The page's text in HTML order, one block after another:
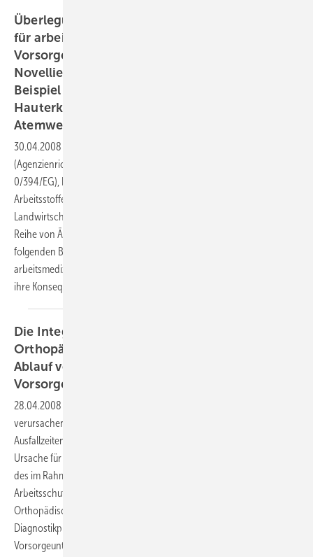
Überlegungen zu notwendigen Konsequenzen
für arbeitsmedizinische
Vorsorgeuntersuchungen durch die
Novellierung der Gefahrstoffverordnung am
Beispiel der Vorsorgeuntersuchungen für
Hauterkrankungen und obstruktive
Atemwegserkrankungen
30.04.2008
(Agenzienrichtlinie), 99/38/EG (Änderung der Krebsrichtlinie 9
0/394/EG), ILO-Übereinkommens 170 (Gefährdung durch chemische
Arbeitsstoffe) und des ILO-Übereinkommens 184 (Arbeitsschutz in der
Landwirtschaft) in der neuen Gefahrstoffverordnung ergibt sich eine
Reihe von Änderungen für den arbeitsmedizinisch tätigen Arzt. Im
folgenden Beitrag werden wesentliche Änderungen hinsichtlich
arbeitsmedizinischer Vorsorgeuntersuchungen kurz dargestellt und
ihre Konsequenzen für die betriebsärztliche Tätigkeit
Die Integration der Arbeitsmedizinisch-
Orthopädischen Mehrstufendiagnostik in den
Ablauf von Arbeitsmedizinischen
Vorsorgeuntersuchungen
28.04.2008
verursachen heutzutage etwa ein Drittel aller betrieblichen
Ausfallzeiten, erhebliche Behandlungskosten und sind die häufigste
Ursache für Frühberentungen. Ziel dieser Arbeit war, die Praktikabilität
des im Rahmen eines Forschungsprojektes der Bundesanstalt für
Arbeitsschutz und Arbeitsmedizin gemeinsam mit der
Orthopädischen Universitätsklinik Bochum entwickelte vierstufige
Diagnostikprogramm im Rahmen von arbeitsmedizinischen
Vorsorgeuntersuchungen zu testen. Methode: Die arbeitsmedizinisch-